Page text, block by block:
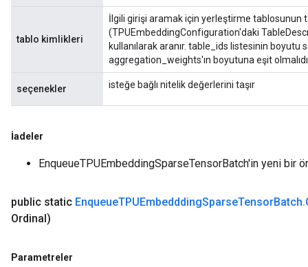
tablo kimlikleri
İlgili girişi aramak için yerleştirme tablosunun
(TPUEmbeddingConfiguration'daki
kullanılarak aranır. table_ids listesinin
aggregation_weights'ın boyutuna eşit
seçenekler isteğe bağlı nitelik değerlerini taşır
İadeler
EnqueueTPUEmbeddingSparseTensorBatch'in yeni bir
public static EnqueueTPUEmbedddingSparseTensorBatch.
Ordinal)
Parametreler